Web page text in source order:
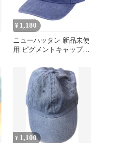
¥ 1,180
ニューハッタン 新品未使
用 ピグメントキャップ
¥ 1,100